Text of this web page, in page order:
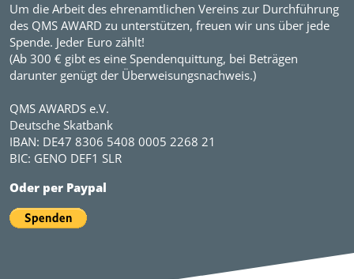
Um die Arbeit des ehrenamtlichen Vereins zur Durchführung
des QMS AWARD zu unterstützen, freuen wir uns über jede
Spende. Jeder Euro zählt!
(Ab 300 € gibt es eine Spendenquittung, bei Beträgen
darunter genügt der Überweisungsnachweis.)
QMS AWARDS e.V.
Deutsche Skatbank
IBAN: DE47 8306 5408 0005 2268 21
BIC: GENO DEF1 SLR
Oder per Paypal